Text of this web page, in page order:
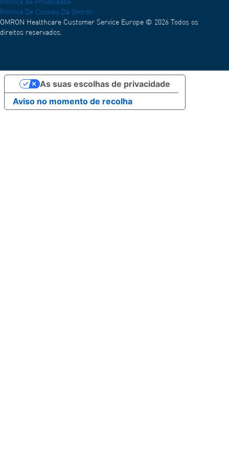
Política de Privacidade
Política De Cookies Da Omron
OMRON Healthcare Customer Service Europe © 2026 Todos os
direitos reservados.
Aviso no momento de recolha
As suas escolhas de privacidade